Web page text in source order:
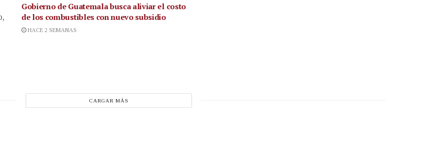
Gobierno de Guatemala busca aliviar el costo
de los combustibles con nuevo subsidio
HACE 2 SEMANAS
CARGAR MÁS